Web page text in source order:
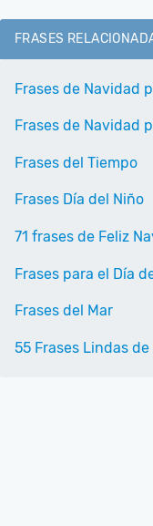
FRASES
Frases de Navidad
Frases de Navidad
Frases del Tiempo
Frases Día del Niño
71 frases de Feliz
Frases para el Día
Frases del Mar
55 Frases Lindas